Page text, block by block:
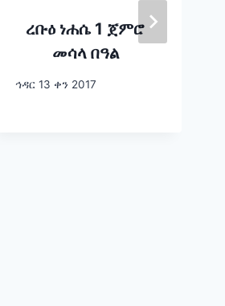
ረቡዕ ነሐሴ 1 ጀምሮ
መሳላ በዓል
ኅዳር 13 ቀን 2017